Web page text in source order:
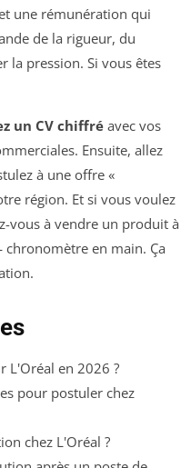
une rémunération qui
de la rigueur, du
la pression. Si vous êtes
un CV chiffréavec vos
Ensuite, allez
à une offre «
région. Et si vous voulez
vous à vendre un produit à
en main. Ça
L'Oréal en 2026 ?
pour postuler chez
chez L'Oréal ?